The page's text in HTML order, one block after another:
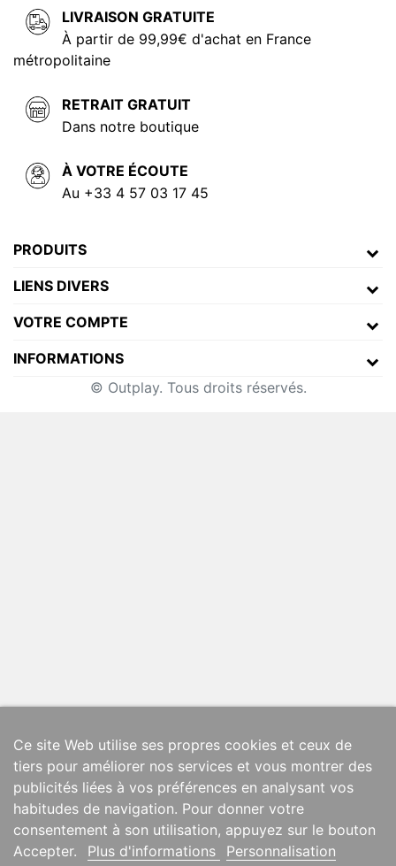
LIVRAISON GRATUITE
À partir de 99,99€ d'achat en France
métropolitaine
RETRAIT GRATUIT
Dans notre boutique
À VOTRE ÉCOUTE
Au +33 4 57 03 17 45
PRODUITS
LIENS DIVERS
VOTRE COMPTE
INFORMATIONS
Ce site Web utilise ses propres cookies et ceux de
tiers pour améliorer nos services et vous montrer des
publicités liées à vos préférences en analysant vos
habitudes de navigation. Pour donner votre
consentement à son utilisation, appuyez sur le bouton
Accepter.
Plus d'informations Personnalisation
© Outplay. Tous droits réservés.